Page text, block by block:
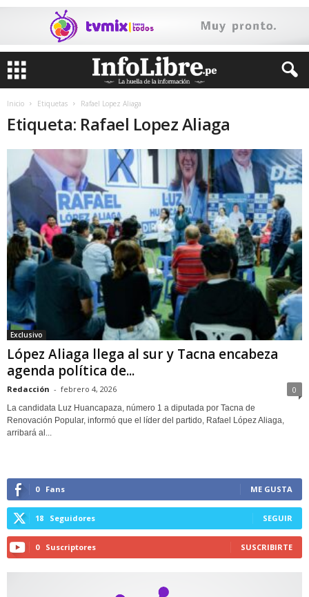
Inicio Etiquetas Rafael Lopez Aliaga
Etiqueta: Rafael Lopez Aliaga
Exclusivo
López Aliaga llega al sur y Tacna encabeza
agenda política de...
Redacción - febrero 4, 2026 0
La candidata Luz Huancapaza, número 1 a diputada por Tacna de
Renovación Popular, informó que el líder del partido, Rafael López Aliaga,
arribará al...
0 Fans ME GUSTA
18 Seguidores SEGUIR
0 Suscriptores SUSCRIBIRTE